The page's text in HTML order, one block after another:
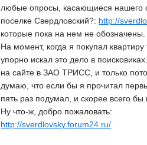
любые опросы, касающиеся нашего
поселке Свердловский?: http://
которые пока на нем не обозначены.
На момент, когда я покупал
упорно искал это дело в
на сайте в ЗАО ТРИСС, и только
думаю, что если бы я прочитал
пять раз подумал, и скорее всего бы
Ну что-ж, добро пожаловать:
http://sverdlovsky.forum24.ru/